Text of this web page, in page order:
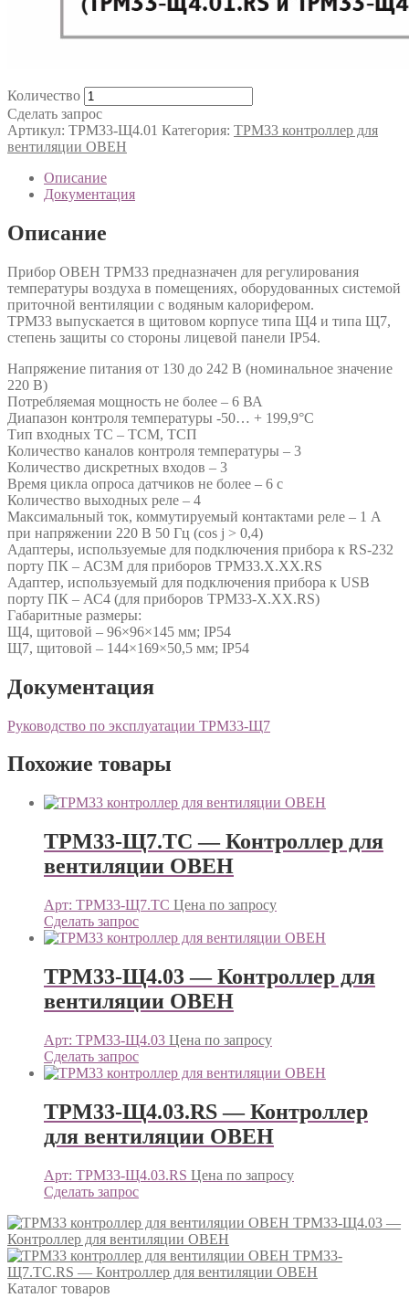
Количество
Сделать запрос
Артикул: ТРМ33-Щ4.01 Категория: ТРМ33 контроллер для
вентиляции ОВЕН
Описание
Документация
Описание
Прибор ОВЕН ТРМ33 предназначен для регулирования
температуры воздуха в помещениях, оборудованных системой
приточной вентиляции с водяным калорифером.
ТРМ33 выпускается в щитовом корпусе типа Щ4 и типа Щ7,
степень защиты со стороны лицевой панели IP54.
Напряжение питания от 130 до 242 В (номинальное значение
220 В)
Потребляемая мощность не более – 6 ВА
Диапазон контроля температуры -50… + 199,9°С
Тип входных ТС – ТСМ, ТСП
Количество каналов контроля температуры – 3
Количество дискретных входов – 3
Время цикла опроса датчиков не более – 6 с
Количество выходных реле – 4
Максимальный ток, коммутируемый контактами реле – 1 А
при напряжении 220 В 50 Гц (cos j > 0,4)
Адаптеры, используемые для подключения прибора к RS-232
порту ПК – АС3М для приборов ТРМ33.Х.ХХ.RS
Адаптер, используемый для подключения прибора к USB
порту ПК – АС4 (для приборов ТРМ33-Х.ХХ.RS)
Габаритные размеры:
Щ4, щитовой – 96×96×145 мм; IP54
Щ7, щитовой – 144×169×50,5 мм; IP54
Документация
Руководство по эксплуатации ТРМ33-Щ7
Похожие товары
ТРМ33-Щ7.ТС — Контроллер для
вентиляции ОВЕН
Арт: ТРМ33-Щ7.ТС Цена по запросу
Сделать запрос
ТРМ33-Щ4.03 — Контроллер для
вентиляции ОВЕН
Арт: ТРМ33-Щ4.03 Цена по запросу
Сделать запрос
ТРМ33-Щ4.03.RS — Контроллер
для вентиляции ОВЕН
Арт: ТРМ33-Щ4.03.RS Цена по запросу
Сделать запрос
ТРМ33-Щ4.03 —
Контроллер для вентиляции ОВЕН
ТРМ33-
Щ7.ТС.RS — Контроллер для вентиляции ОВЕН
Каталог товаров